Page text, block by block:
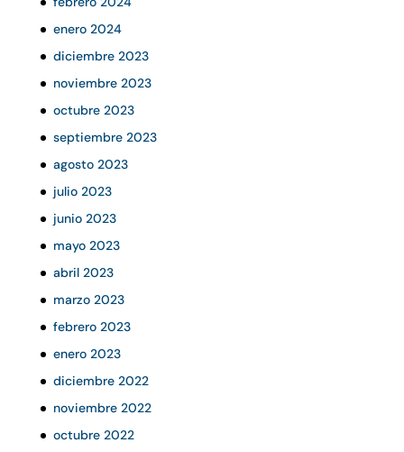
enero 2024
diciembre 2023
noviembre 2023
octubre 2023
septiembre 2023
agosto 2023
julio 2023
junio 2023
mayo 2023
abril 2023
marzo 2023
febrero 2023
enero 2023
diciembre 2022
noviembre 2022
octubre 2022